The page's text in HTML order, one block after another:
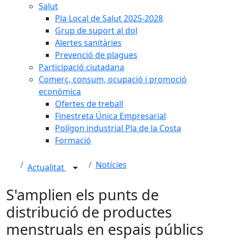
Salut
Pla Local de Salut 2025-2028
Grup de suport al dol
Alertes sanitàries
Prevenció de plagues
Participació ciutadana
Comerç, consum, ocupació i promoció
econòmica
Ofertes de treball
Finestreta Única Empresarial
Polígon industrial Pla de la Costa
Formació
Actualitat Notícies
S'amplien els punts de
distribució de productes
menstruals en espais públics